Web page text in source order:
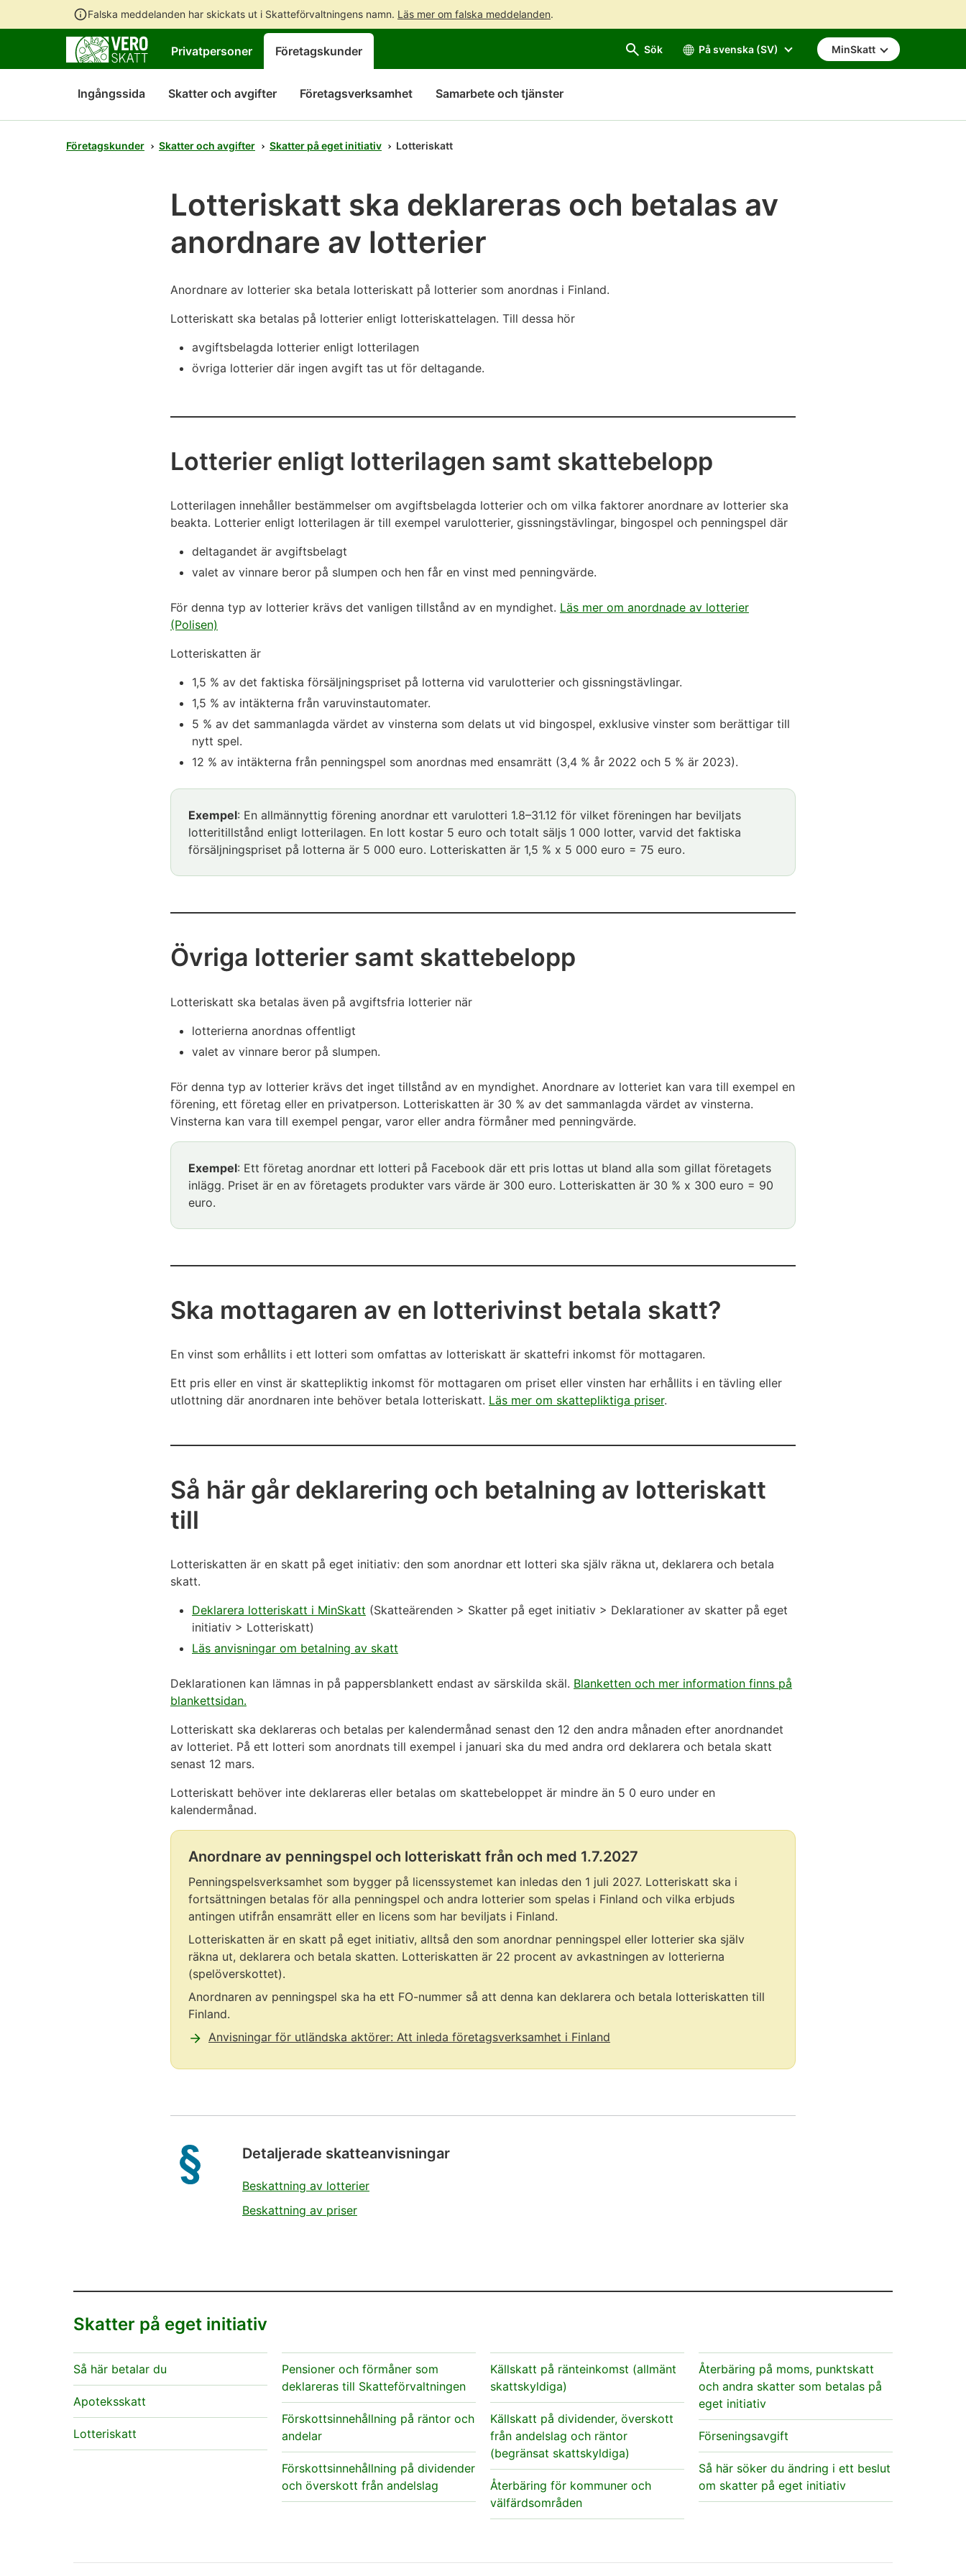
Falska meddelanden har skickats ut i Skatteförvaltningens namn. Läs mer om falska meddelanden.
till
innehållet
hela
webbplatsens
Privatpersoner Företagskunder Sök På svenska (SV) MinSkatt
Ingångssida Skatter och avgifter Företagsverksamhet Samarbete och tjänster
Företagskunder Skatter och avgifter Skatter på eget initiativ Lotteriskatt
Lotteriskatt ska deklareras och betalas av
anordnare av lotterier
Anordnare av lotterier ska betala lotteriskatt på lotterier som anordnas i Finland.
Lotteriskatt ska betalas på lotterier enligt lotteriskattelagen. Till dessa hör
avgiftsbelagda lotterier enligt lotterilagen
övriga lotterier där ingen avgift tas ut för deltagande.
Lotterier enligt lotterilagen samt skattebelopp
Lotterilagen innehåller bestämmelser om avgiftsbelagda lotterier och om vilka faktorer anordnare av lotterier ska
beakta. Lotterier enligt lotterilagen är till exempel varulotterier, gissningstävlingar, bingospel och penningspel där
deltagandet är avgiftsbelagt
valet av vinnare beror på slumpen och hen får en vinst med penningvärde.
För denna typ av lotterier krävs det vanligen tillstånd av en myndighet. Läs mer om anordnade av lotterier
(Polisen)
Lotteriskatten är
1,5 % av det faktiska försäljningspriset på lotterna vid varulotterier och gissningstävlingar.
1,5 % av intäkterna från varuvinstautomater.
5 % av det sammanlagda värdet av vinsterna som delats ut vid bingospel, exklusive vinster som berättigar till
nytt spel.
12 % av intäkterna från penningspel som anordnas med ensamrätt (3,4 % år 2022 och 5 % är 2023).
Exempel: En allmännyttig förening anordnar ett varulotteri 1.8–31.12 för vilket föreningen har beviljats
lotteritillstånd enligt lotterilagen. En lott kostar 5 euro och totalt säljs 1 000 lotter, varvid det faktiska
försäljningspriset på lotterna är 5 000 euro. Lotteriskatten är 1,5 % x 5 000 euro = 75 euro.
Övriga lotterier samt skattebelopp
Lotteriskatt ska betalas även på avgiftsfria lotterier när
lotterierna anordnas offentligt
valet av vinnare beror på slumpen.
För denna typ av lotterier krävs det inget tillstånd av en myndighet. Anordnare av lotteriet kan vara till exempel en
förening, ett företag eller en privatperson. Lotteriskatten är 30 % av det sammanlagda värdet av vinsterna.
Vinsterna kan vara till exempel pengar, varor eller andra förmåner med penningvärde.
Exempel: Ett företag anordnar ett lotteri på Facebook där ett pris lottas ut bland alla som gillat företagets
inlägg. Priset är en av företagets produkter vars värde är 300 euro. Lotteriskatten är 30 % x 300 euro = 90
euro.
Ska mottagaren av en lotterivinst betala skatt?
En vinst som erhållits i ett lotteri som omfattas av lotteriskatt är skattefri inkomst för mottagaren.
Ett pris eller en vinst är skattepliktig inkomst för mottagaren om priset eller vinsten har erhållits i en tävling eller
utlottning där anordnaren inte behöver betala lotteriskatt. Läs mer om skattepliktiga priser.
Så här går deklarering och betalning av lotteriskatt
till
Lotteriskatten är en skatt på eget initiativ: den som anordnar ett lotteri ska själv räkna ut, deklarera och betala
skatt.
Deklarera lotteriskatt i MinSkatt (Skatteärenden > Skatter på eget initiativ > Deklarationer av skatter på eget
initiativ > Lotteriskatt)
Läs anvisningar om betalning av skatt
Deklarationen kan lämnas in på pappersblankett endast av särskilda skäl. Blanketten och mer information finns på
blankettsidan.
Lotteriskatt ska deklareras och betalas per kalendermånad senast den 12 den andra månaden efter anordnandet
av lotteriet. På ett lotteri som anordnats till exempel i januari ska du med andra ord deklarera och betala skatt
senast 12 mars.
Lotteriskatt behöver inte deklareras eller betalas om skattebeloppet är mindre än 5 0 euro under en
kalendermånad.
Notisen
börjar.
Anordnare av penningspel och lotteriskatt från och med 1.7.2027
Penningspelsverksamhet som bygger på licenssystemet kan inledas den 1 juli 2027. Lotteriskatt ska i
fortsättningen betalas för alla penningspel och andra lotterier som spelas i Finland och vilka erbjuds
antingen utifrån ensamrätt eller en licens som har beviljats i Finland.
Lotteriskatten är en skatt på eget initiativ, alltså den som anordnar penningspel eller lotterier ska själv
räkna ut, deklarera och betala skatten. Lotteriskatten är 22 procent av avkastningen av lotterierna
(spelöverskottet).
Anordnaren av penningspel ska ha ett FO-nummer så att denna kan deklarera och betala lotteriskatten till
Finland.
Anvisningar för utländska aktörer: Att inleda företagsverksamhet i Finland
Detaljerade skatteanvisningar
Beskattning av lotterier
Beskattning av priser
Skatter på eget initiativ
Så här betalar du
Apoteksskatt
Lotteriskatt
Pensioner och förmåner som
deklareras till Skatteförvaltningen
Förskottsinnehållning på räntor och
andelar
Förskottsinnehållning på dividender
och överskott från andelslag
Källskatt på ränteinkomst (allmänt
skattskyldiga)
Källskatt på dividender, överskott
från andelslag och räntor
(begränsat skattskyldiga)
Återbäring för kommuner och
välfärdsområden
Återbäring på moms, punktskatt
och andra skatter som betalas på
eget initiativ
Förseningsavgift
Så här söker du ändring i ett beslut
om skatter på eget initiativ